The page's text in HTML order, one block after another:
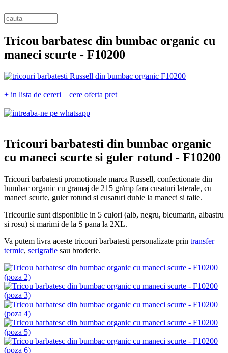
Tricou barbatesc din bumbac organic cu
maneci scurte - F10200
+ in lista de cereri cere oferta pret
Tricouri barbatesti din bumbac organic
cu maneci scurte si guler rotund - F10200
Tricouri barbatesti promotionale marca Russell, confectionate din
bumbac organic cu gramaj de 215 gr/mp fara cusaturi laterale, cu
maneci scurte, guler rotund si cusaturi duble la maneci si talie.
Tricourile sunt disponibile in 5 culori (alb, negru, bleumarin, albastru
si rosu) si marimi de la S pana la 2XL.
Va putem livra aceste tricouri barbatesti personalizate prin transfer
termic, serigrafie sau broderie.